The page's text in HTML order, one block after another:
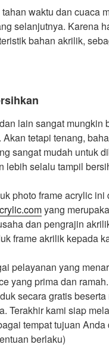
waktu dan cuaca
selanjutnya. Karena
bahan akrilik,
lain sangat mungkin
tetapi tenang,
sangat mudah untuk
lebih selalu tampil
photo frame acrylic
yang
dan pengrajin
frame akrilik kepada
pelayanan yang
yang prima dan
secara gratis
Terakhir kami siap
tempat tujuan
berlaku)